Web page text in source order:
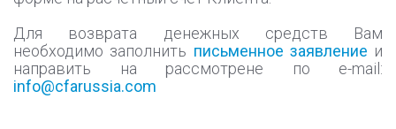
Для возврата денежных средств Вам
необходимо заполнить письменное заявление и
направить на рассмотрене по e-mail:
info@cfarussia.com